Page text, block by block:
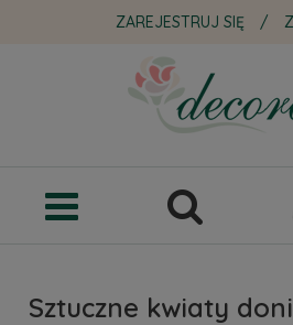
ZAREJESTRUJ SIĘ /
Sztuczne kwiaty